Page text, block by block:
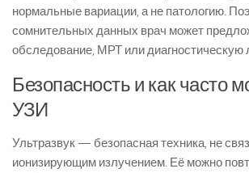
нормальные вариации, а не патологию.
сомнительных данных врач может
обследование, МРТ или диагностическую
Безопасность и как часто
УЗИ
Ультразвук — безопасная техника, не
ионизирующим излучением. Её можно